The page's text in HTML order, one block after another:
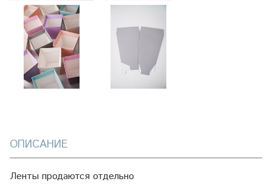
ОПИСАНИЕ
Ленты продаются отдельно